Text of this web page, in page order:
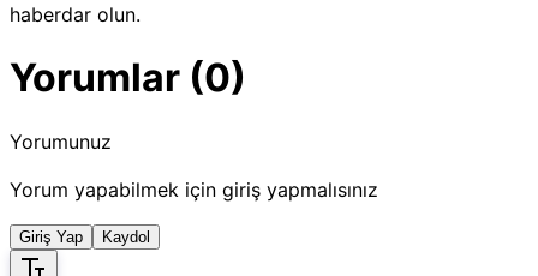
haberdar olun.
Yorumlar (0)
Yorumunuz
Yorum yapabilmek için giriş yapmalısınız
Giriş Yap Kaydol